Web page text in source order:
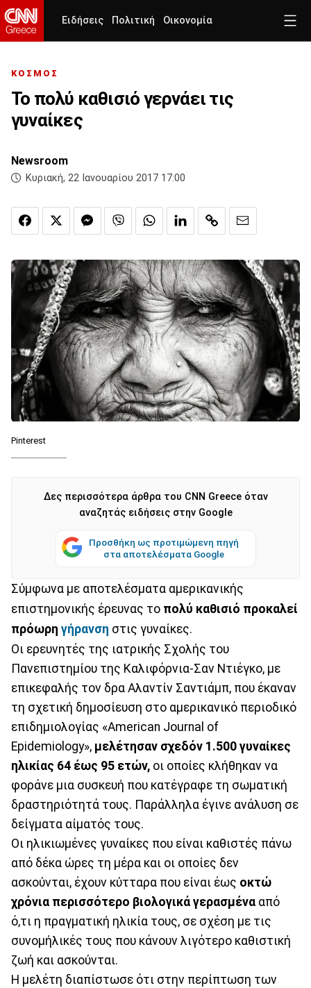
Ειδήσεις Πολιτική Οικονομία
ΚΟΣΜΟΣ
Το πολύ καθισιό γερνάει τις
γυναίκες
Newsroom
Κυριακή, 22 Ιανουαρίου 2017 17:00
Pinterest
Δες περισσότερα άρθρα του CNN Greece όταν
αναζητάς ειδήσεις στην Google
Προσθήκη ως προτιμώμενη πηγή
στα αποτελέσματα Google
Σύμφωνα με αποτελέσματα αμερικανικής
επιστημονικής έρευνας το πολύ καθισιό προκαλεί
πρόωρη γήρανση στις γυναίκες.
Οι ερευνητές της ιατρικής Σχολής του
Πανεπιστημίου της Καλιφόρνια-Σαν Ντιέγκο, με
επικεφαλής τον δρα Αλαντίν Σαντιάμπ, που έκαναν
τη σχετική δημοσίευση στο αμερικανικό περιοδικό
επιδημιολογίας «American Journal of
Epidemiology», μελέτησαν σχεδόν 1.500 γυναίκες
ηλικίας 64 έως 95 ετών, οι οποίες κλήθηκαν να
φοράνε μια συσκευή που κατέγραφε τη σωματική
δραστηριότητά τους. Παράλληλα έγινε ανάλυση σε
δείγματα αίματός τους.
Οι ηλικιωμένες γυναίκες που είναι καθιστές πάνω
από δέκα ώρες τη μέρα και οι οποίες δεν
ασκούνται, έχουν κύτταρα που είναι έως οκτώ
χρόνια περισσότερο βιολογικά γερασμένα από
ό,τι η πραγματική ηλικία τους, σε σχέση με τις
συνομήλικές τους που κάνουν λιγότερο καθιστική
ζωή και ασκούνται.
Η μελέτη διαπίστωσε ότι στην περίπτωση των